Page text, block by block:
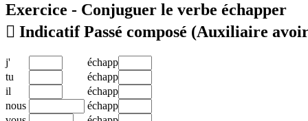
Exercice - Conjuguer le verbe échapper
 Indicatif Passé composé (Auxiliaire
j'
échapp
tu
échapp
il
échapp
nous
échapp